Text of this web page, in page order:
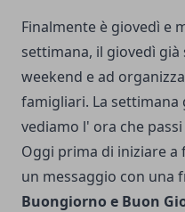
Finalmente è giovedì e
settimana, il giovedì già
weekend e ad
famigliari. La
vediamo l' ora che
Oggi prima di iniziare a
un messaggio con una
Buongiorno e Buon